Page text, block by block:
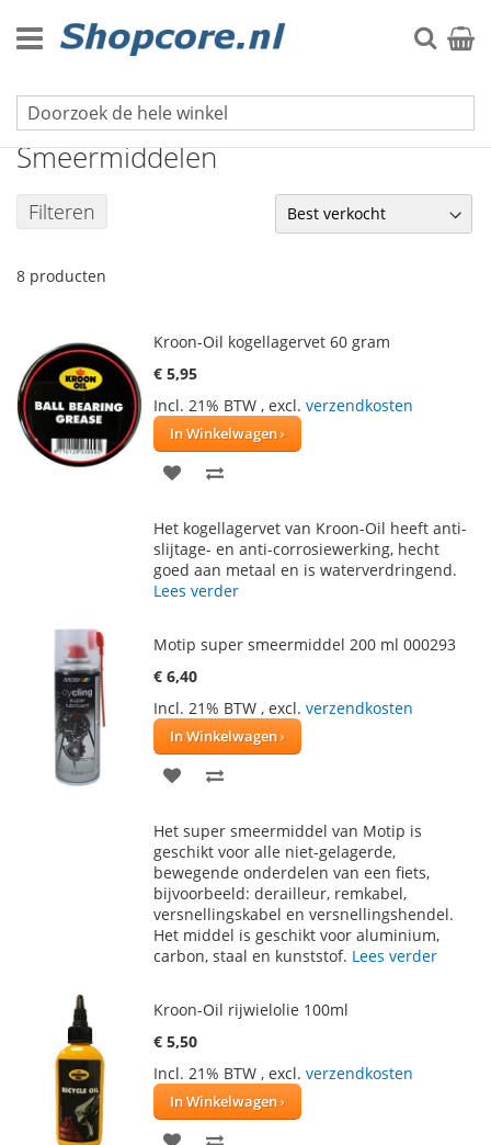
naar
de
Zoek
Fiets & Auto
Smeermiddelen
Filteren
8 producten
Kroon-Oil kogellagervet 60 gram
€ 5,95
Incl. 21% BTW , excl. verzendkosten
In Winkelwagen
VOEG
AAN
VERLANGLIJST
TE
VERGELIJKEN
Het kogellagervet van Kroon-Oil heeft anti-
slijtage- en anti-corrosiewerking, hecht
goed aan metaal en is waterverdringend.
Lees verder
Motip super smeermiddel 200 ml 000293
€ 6,40
Incl. 21% BTW , excl. verzendkosten
In Winkelwagen
VOEG
AAN
VERLANGLIJST
TE
VERGELIJKEN
Het super smeermiddel van Motip is
geschikt voor alle niet-gelagerde,
bewegende onderdelen van een fiets,
bijvoorbeeld: derailleur, remkabel,
versnellingskabel en versnellingshendel.
Het middel is geschikt voor aluminium,
carbon, staal en kunststof. Lees verder
Kroon-Oil rijwielolie 100ml
€ 5,50
Incl. 21% BTW , excl. verzendkosten
In Winkelwagen
VOEG